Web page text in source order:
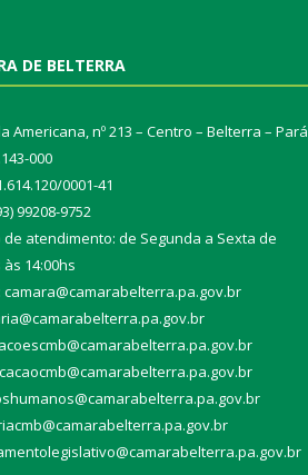
DE BELTERRA
Americana, nº 213 – Centro – Belterra – Pará
000
0001-41
99208-9752
atendimento: de Segunda a Sexta de
às 14:00hs
camara@camarabelterra.pa.gov.br